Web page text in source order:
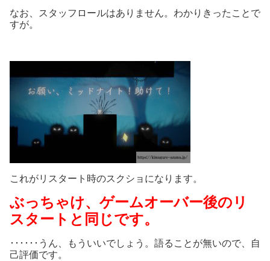
なお、スタッフロールはありません。わかりきったことで
すが。
これがリスタート時のスクショになります。
ぶっちゃけ、ゲームオーバー後のリ
スタートと同じです。
･･････うん、もういいでしょう。語ることが無いので、自
己評価です。